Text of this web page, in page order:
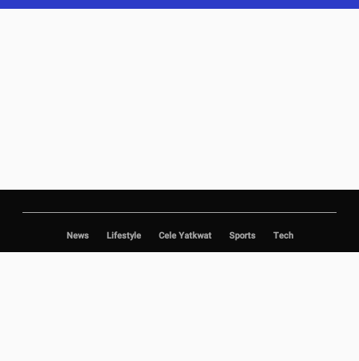
News Lifestyle Cele Yatkwat Sports Tech